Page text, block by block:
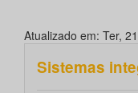
Atualizado em: Ter,
Sistemas